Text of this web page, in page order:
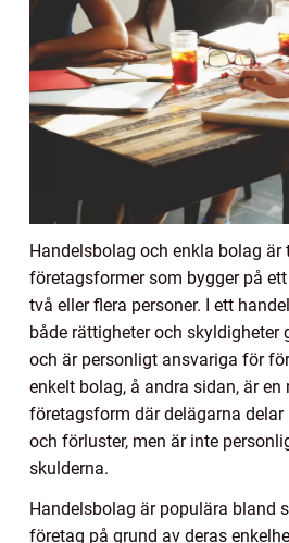
Handelsbolag och enkla bolag är
företagsformer som bygger på
två eller flera personer. I ett
både rättigheter och skyldigheter
och är personligt ansvariga för
enkelt bolag, å andra sidan, är
företagsform där delägarna
och förluster, men är inte
skulderna.
Handelsbolag är populära bland
företag på grund av deras